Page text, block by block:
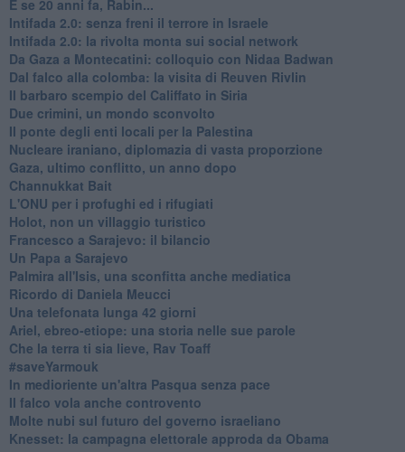
E se 20 anni fa, Rabin...
Intifada 2.0: senza freni il terrore in Israele
Intifada 2.0: la rivolta monta sui social network
Da Gaza a Montecatini: colloquio con Nidaa Badwan
Dal falco alla colomba: la visita di Reuven Rivlin
Il barbaro scempio del Califfato in Siria
Due crimini, un mondo sconvolto
Il ponte degli enti locali per la Palestina
Nucleare iraniano, diplomazia di vasta proporzione
Gaza, ultimo conflitto, un anno dopo
Channukkat Bait
L'ONU per i profughi ed i rifugiati
Holot, non un villaggio turistico
Francesco a Sarajevo: il bilancio
Un Papa a Sarajevo
Palmira all'Isis, una sconfitta anche mediatica
Ricordo di Daniela Meucci
​Una telefonata lunga 42 giorni
​Ariel, ebreo-etiope: una storia nelle sue parole
Che la terra ti sia lieve, Rav Toaff
​#saveYarmouk
​In medioriente un'altra Pasqua senza pace
​Il falco vola anche controvento
Molte nubi sul futuro del governo israeliano
Knesset: la campagna elettorale approda da Obama